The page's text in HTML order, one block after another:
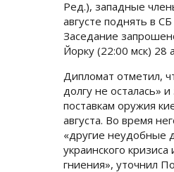
Ред.), западные
августе поднять в
Заседание
Йорку (22:00 мск) 28
Дипломат отметил,
долгу не осталась»
поставкам оружия
августа. Во время
«другие неудобные
украинского кризиса
гниения», уточнил